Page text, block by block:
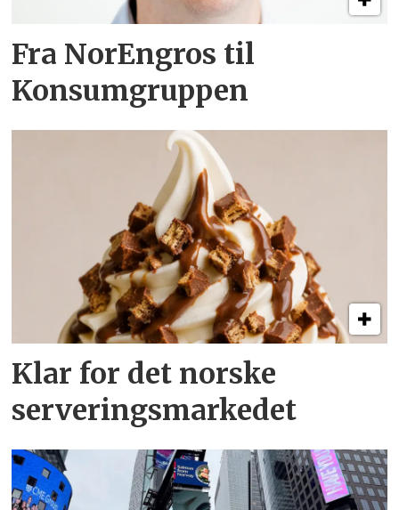
Fra NorEngros til
Konsumgruppen
Klar for det norske
serveringsmarkedet